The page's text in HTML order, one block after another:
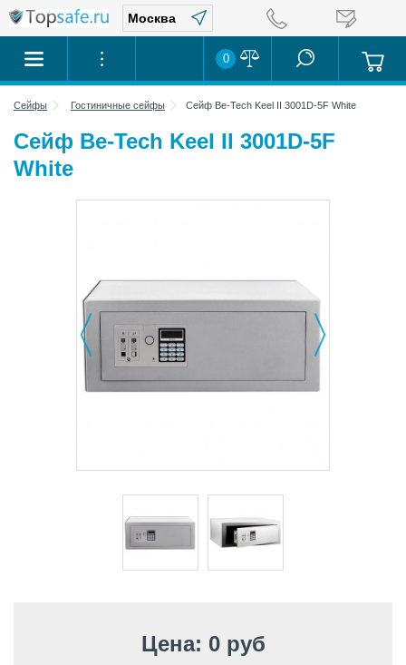
0
Сейфы Гостиничные сейфы Сейф Be-Tech Keel II 3001D-5F White
Сейф Be-Tech Keel II 3001D-5F
White
Цена: 0 руб